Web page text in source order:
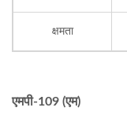
क्षमता
एमपी-109 (एम)